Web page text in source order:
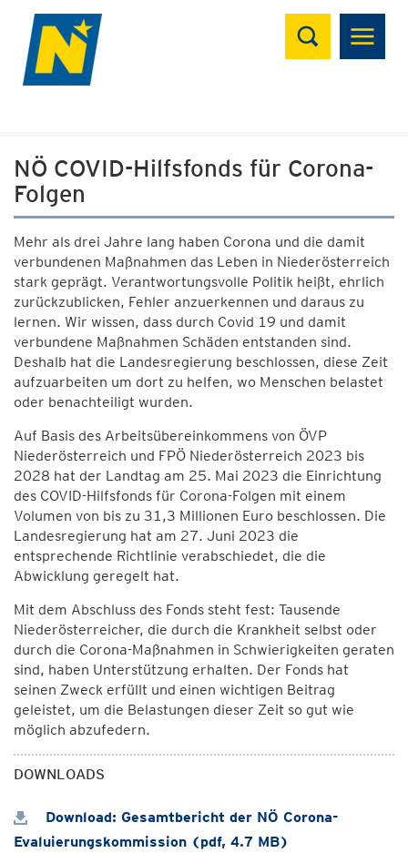
Suchen
NÖ COVID-Hilfsfonds für Corona-
Folgen
Mehr als drei Jahre lang haben Corona und die damit
verbundenen Maßnahmen das Leben in Niederösterreich
stark geprägt. Verantwortungsvolle Politik heißt, ehrlich
zurückzublicken, Fehler anzuerkennen und daraus zu
lernen. Wir wissen, dass durch Covid 19 und damit
verbundene Maßnahmen Schäden entstanden sind.
Deshalb hat die Landesregierung beschlossen, diese Zeit
aufzuarbeiten um dort zu helfen, wo Menschen belastet
oder benachteiligt wurden.
Auf Basis des Arbeitsübereinkommens von ÖVP
Niederösterreich und FPÖ Niederösterreich 2023 bis
2028 hat der Landtag am 25. Mai 2023 die Einrichtung
des COVID-Hilfsfonds für Corona-Folgen mit einem
Volumen von bis zu 31,3 Millionen Euro beschlossen. Die
Landesregierung hat am 27. Juni 2023 die
entsprechende Richtlinie verabschiedet, die die
Abwicklung geregelt hat.
Mit dem Abschluss des Fonds steht fest: Tausende
Niederösterreicher, die durch die Krankheit selbst oder
durch die Corona-Maßnahmen in Schwierigkeiten geraten
sind, haben Unterstützung erhalten. Der Fonds hat
seinen Zweck erfüllt und einen wichtigen Beitrag
geleistet, um die Belastungen dieser Zeit so gut wie
möglich abzufedern.
DOWNLOADS
Download: Gesamtbericht der NÖ Corona-
Evaluierungskommission (pdf, 4.7 MB)